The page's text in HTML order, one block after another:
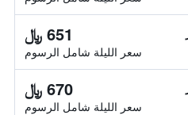
651 ﷼
سعر الليلة شامل الرسوم
670 ﷼
سعر الليلة شامل الرسوم